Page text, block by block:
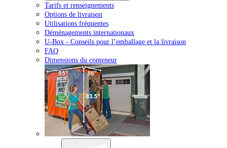
Tarifs et renseignements
Options de livraison
Utilisations fréquentes
Déménagements internationaux
U-Box - Conseils pour l’emballage et la livraison
FAQ
Dimensions du conteneur